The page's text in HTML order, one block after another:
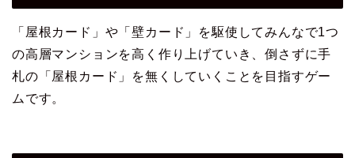
「屋根カード」や「壁カード」を駆使してみんなで1つ
の高層マンションを高く作り上げていき、倒さずに手
札の「屋根カード」を無くしていくことを目指すゲー
ムです。